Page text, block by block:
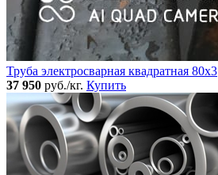
Труба электросварная квадратная 80x3
37 950 руб./кг. Купить